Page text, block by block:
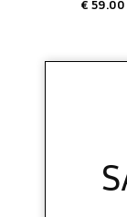
€ 59.00